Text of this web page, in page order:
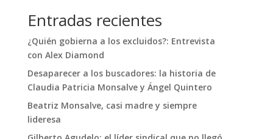
Entradas recientes
¿Quién gobierna a los excluidos?: Entrevista
con Alex Diamond
Desaparecer a los buscadores: la historia de
Claudia Patricia Monsalve y Ángel Quintero
Beatriz Monsalve, casi madre y siempre
lideresa